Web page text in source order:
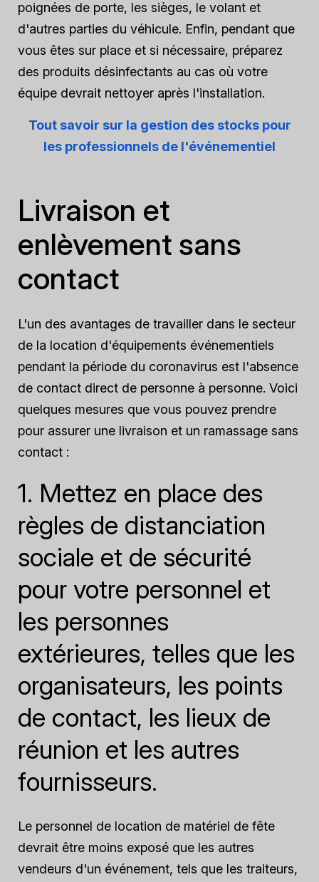
poignées de porte, les sièges, le volant et
d'autres parties du véhicule. Enfin, pendant que
vous êtes sur place et si nécessaire, préparez
des produits désinfectants au cas où votre
équipe devrait nettoyer après l'installation.
Tout savoir sur la gestion des stocks pour
les professionnels de l'événementiel
Livraison et
enlèvement sans
contact
L'un des avantages de travailler dans le secteur
de la location d'équipements événementiels
pendant la période du coronavirus est l'absence
de contact direct de personne à personne. Voici
quelques mesures que vous pouvez prendre
pour assurer une livraison et un ramassage sans
contact :
1. Mettez en place des
règles de distanciation
sociale et de sécurité
pour votre personnel et
les personnes
extérieures, telles que les
organisateurs, les points
de contact, les lieux de
réunion et les autres
fournisseurs.
Le personnel de location de matériel de fête
devrait être moins exposé que les autres
vendeurs d'un événement, tels que les traiteurs,